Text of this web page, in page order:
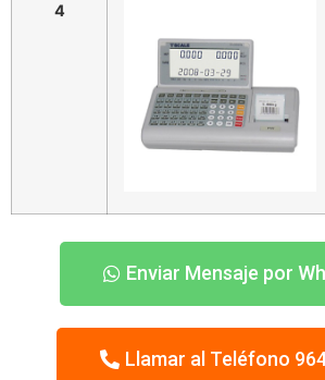
4
Enviar Mensaje por
Llamar al Teléfono